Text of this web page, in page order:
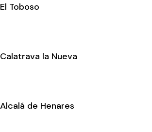
El Toboso
Calatrava la Nueva
Alcalá de Henares